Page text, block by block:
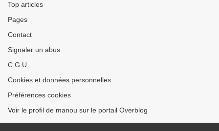
Top articles
Pages
Contact
Signaler un abus
C.G.U.
Cookies et données personnelles
Préférences cookies
Voir le profil de manou sur le portail Overblog